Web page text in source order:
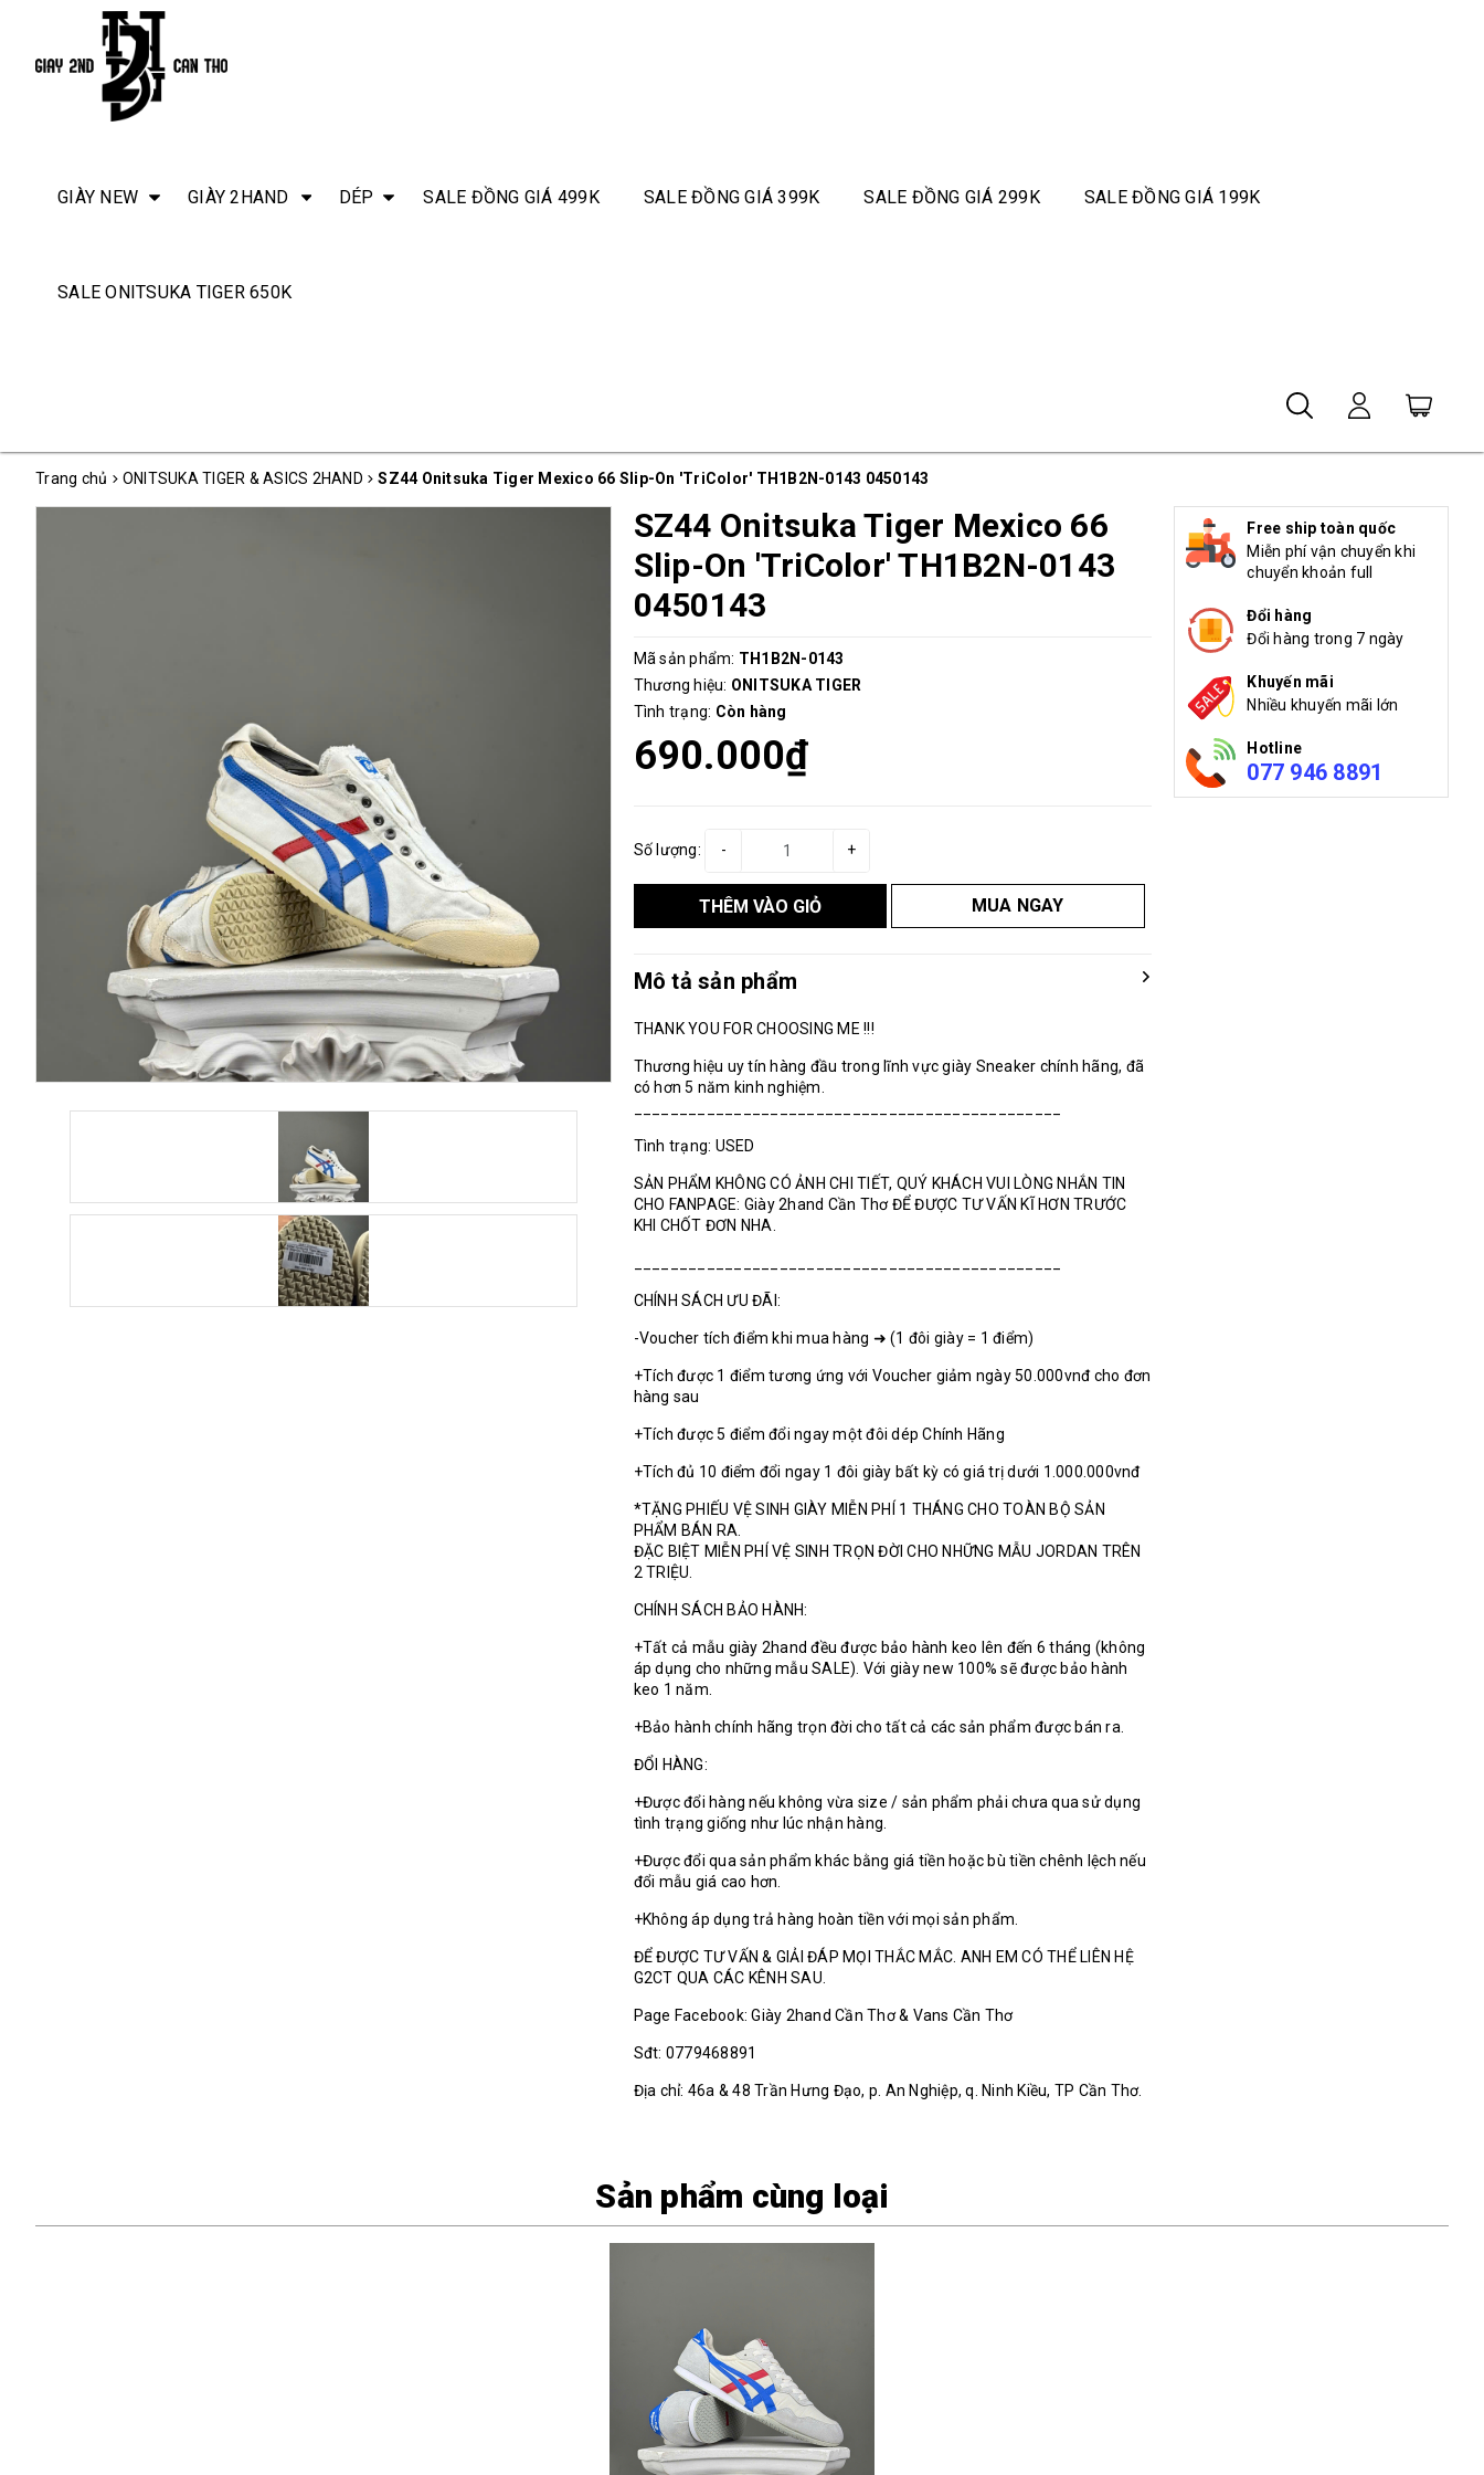
GIÀY NEW GIÀY 2HAND DÉP SALE ĐỒNG GIÁ 499K SALE ĐỒNG GIÁ 399K SALE ĐỒNG GIÁ 299K SALE ĐỒNG GIÁ 199K
SALE ONITSUKA TIGER 650K
Trang chủ ONITSUKA TIGER & ASICS 2HAND SZ44 Onitsuka Tiger Mexico 66 Slip-On 'TriColor' TH1B2N-0143 0450143
SZ44 Onitsuka Tiger Mexico 66
Slip-On 'TriColor' TH1B2N-0143
0450143
Mã sản phẩm: TH1B2N-0143
Thương hiệu: ONITSUKA TIGER
Tình trạng: Còn hàng
690.000₫
Số lượng: +
-
THÊM VÀO GIỎ MUA NGAY
Mô tả sản phẩm
THANK YOU FOR CHOOSING ME !!!
Thương hiệu uy tín hàng đầu trong lĩnh vực giày Sneaker chính hãng, đã
có hơn 5 năm kinh nghiệm.
Tình trạng: USED
SẢN PHẨM KHÔNG CÓ ẢNH CHI TIẾT, QUÝ KHÁCH VUI LÒNG NHẮN TIN
CHO FANPAGE: Giày 2hand Cần Thơ ĐỂ ĐƯỢC TƯ VẤN KĨ HƠN TRƯỚC
KHI CHỐT ĐƠN NHA.
CHÍNH SÁCH ƯU ĐÃI:
-Voucher tích điểm khi mua hàng ➜ (1 đôi giày = 1 điểm)
+Tích được 1 điểm tương ứng với Voucher giảm ngày 50.000vnđ cho đơn
hàng sau
+Tích được 5 điểm đổi ngay một đôi dép Chính Hãng
+Tích đủ 10 điểm đổi ngay 1 đôi giày bất kỳ có giá trị dưới 1.000.000vnđ
*TẶNG PHIẾU VỆ SINH GIÀY MIỄN PHÍ 1 THÁNG CHO TOÀN BỘ SẢN
PHẨM BÁN RA.
ĐẶC BIỆT MIỄN PHÍ VỆ SINH TRỌN ĐỜI CHO NHỮNG MẪU JORDAN TRÊN
2 TRIỆU.
CHÍNH SÁCH BẢO HÀNH:
+Tất cả mẫu giày 2hand đều được bảo hành keo lên đến 6 tháng (không
áp dụng cho những mẫu SALE). Với giày new 100% sẽ được bảo hành
keo 1 năm.
+Bảo hành chính hãng trọn đời cho tất cả các sản phẩm được bán ra.
ĐỔI HÀNG:
+Được đổi hàng nếu không vừa size / sản phẩm phải chưa qua sử dụng
tình trạng giống như lúc nhận hàng.
+Được đổi qua sản phẩm khác bằng giá tiền hoặc bù tiền chênh lệch nếu
đổi mẫu giá cao hơn.
+Không áp dụng trả hàng hoàn tiền với mọi sản phẩm.
ĐỂ ĐƯỢC TƯ VẤN & GIẢI ĐÁP MỌI THẮC MẮC. ANH EM CÓ THỂ LIÊN HỆ
G2CT QUA CÁC KÊNH SAU.
Page Facebook: Giày 2hand Cần Thơ & Vans Cần Thơ
Sđt: 0779468891
Địa chỉ: 46a & 48 Trần Hưng Đạo, p. An Nghiệp, q. Ninh Kiều, TP Cần Thơ.
Free ship toàn quốc
Miễn phí vận chuyển khi
chuyển khoản full
Đổi hàng
Đổi hàng trong 7 ngày
Khuyến mãi
Nhiều khuyến mãi lớn
Hotline
077 946 8891
Sản phẩm cùng loại